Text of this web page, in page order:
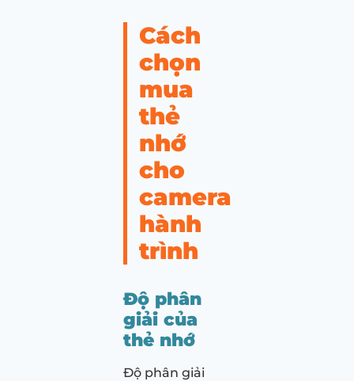
Cách
chọn
mua
thẻ
nhớ
cho
camera
hành
trình
Độ phân
giải của
thẻ nhớ
Độ phân giải